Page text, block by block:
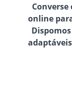
online